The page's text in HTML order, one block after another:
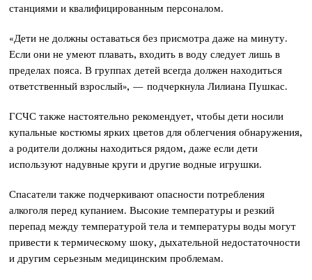
станциями и квалифицированным персоналом.
«Дети не должны оставаться без присмотра даже на минуту.
Если они не умеют плавать, входить в воду следует лишь в
пределах пояса. В группах детей всегда должен находиться
ответственный взрослый», — подчеркнула Лилиана Пушкас.
ГСЧС также настоятельно рекомендует, чтобы дети носили
купальные костюмы ярких цветов для облегчения обнаружения,
а родители должны находиться рядом, даже если дети
используют надувные круги и другие водные игрушки.
Спасатели также подчеркивают опасности потребления
алкоголя перед купанием. Высокие температуры и резкий
перепад между температурой тела и температуры воды могут
привести к термическому шоку, дыхательной недостаточности
и другим серьезным медицинским проблемам.